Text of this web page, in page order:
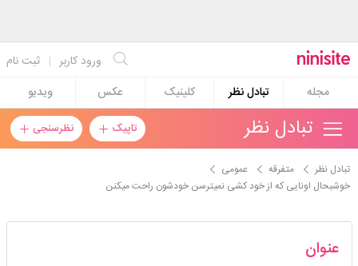
ثبت نام | ورود کاربر
مجله
تبادل نظر کلینیک عکس ویدیو
تاپیک نظرسنجی تبادل نظر
تبادل نظر متفرقه
عمومی
خوشبحال اونایی که از خود کشی نمیترسن خودشون راحت میکنن
عنوان